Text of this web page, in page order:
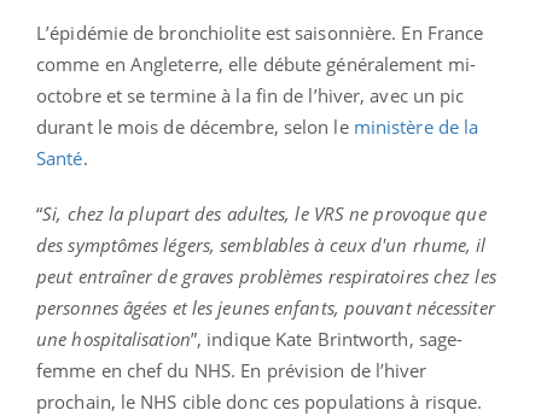
L’épidémie de bronchiolite est saisonnière. En France
comme en Angleterre, elle débute généralement mi-
octobre et se termine à la fin de l’hiver, avec un pic
durant le mois de décembre, selon le ministère de la
Santé.
“Si, chez la plupart des adultes, le VRS ne provoque que
des symptômes légers, semblables à ceux d'un rhume, il
peut entraîner de graves problèmes respiratoires chez les
personnes âgées et les jeunes enfants, pouvant nécessiter
une hospitalisation”, indique Kate Brintworth, sage-
femme en chef du NHS. En prévision de l’hiver
prochain, le NHS cible donc ces populations à risque.